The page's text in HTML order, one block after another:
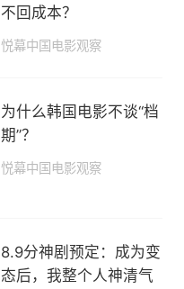
不回成本？
悦幕中国电影观察
为什么韩国电影不谈“档
期”？
悦幕中国电影观察
8.9分神剧预定：成为变
态后，我整个人神清气